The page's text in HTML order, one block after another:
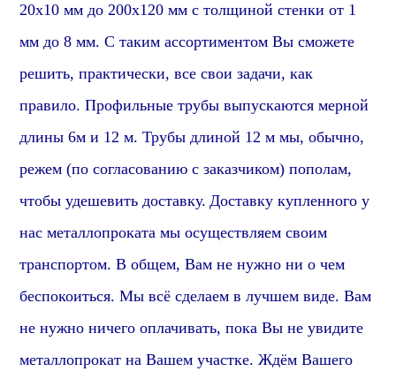
20х10 мм до 200х120 мм с толщиной стенки от 1
мм до 8 мм. С таким ассортиментом Вы сможете
решить, практически, все свои задачи, как
правило. Профильные трубы выпускаются мерной
длины 6м и 12 м. Трубы длиной 12 м мы, обычно,
режем (по согласованию с заказчиком) пополам,
чтобы удешевить доставку. Доставку купленного у
нас металлопроката мы осуществляем своим
транспортом. В общем, Вам не нужно ни о чем
беспокоиться. Мы всё сделаем в лучшем виде. Вам
не нужно ничего оплачивать, пока Вы не увидите
металлопрокат на Вашем участке. Ждём Вашего